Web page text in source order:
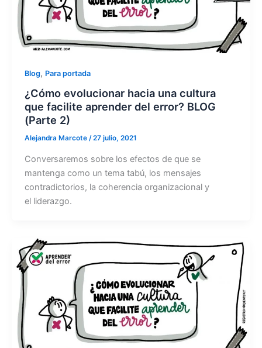
Blog, Para portada
¿Cómo evolucionar hacia una cultura
que facilite aprender del error? BLOG
(Parte 2)
Alejandra Marcote /27 julio, 2021
Conversaremos sobre los efectos de que se
mantenga como un tema tabú, los mensajes
contradictorios, la coherencia organizacional y
el liderazgo.